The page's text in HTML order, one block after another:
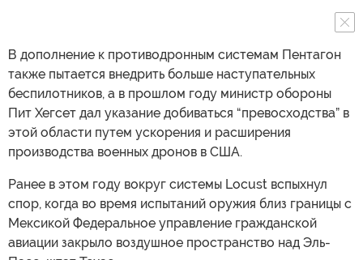
В дополнение к противодронным системам Пентагон
также пытается внедрить больше наступательных
беспилотников, а в прошлом году министр обороны
Пит Хегсет дал указание добиваться “превосходства” в
этой области путем ускорения и расширения
производства военных дронов в США.
Ранее в этом году вокруг системы Locust вспыхнул
спор, когда во время испытаний оружия близ границы с
Мексикой Федеральное управление гражданской
авиации закрыло воздушное пространство над Эль-